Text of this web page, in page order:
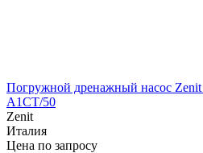
Погружной дренажный насос
A1CT/50
Zenit
Италия
Цена по запросу